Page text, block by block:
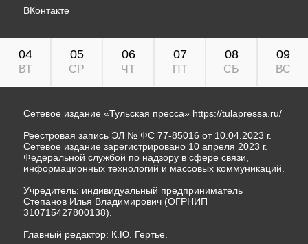
ВКонтакте
04
ВТ
05
СР
06
ЧТ
07
ПТ
08
СБ
09
ВС
Сетевое издание «Тульская пресса» https://tulapressa.ru/
Реестровая запись ЭЛ № ФС 77-85016 от 10.04.2023 г.
Сетевое издание зарегистрировано 10 апреля 2023 г.
Федеральной службой по надзору в сфере связи,
информационных технологий и массовых коммуникаций.
Учредитель: индивидуальный предприниматель
Степанов Илья Владимирович (ОГРНИП
310715427800138).
Главный редактор: К.Ю. Гертье.